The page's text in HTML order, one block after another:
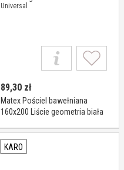
89,30 zł
Matex Pościel bawełniana
160x200 Liście geometria biała
KARO